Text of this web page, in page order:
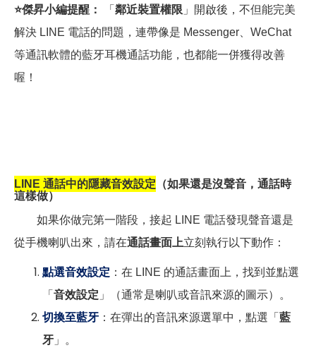
⭐傑昇小編提醒： 「 鄰近裝置權限 」開啟後，不但能完美
解決 LINE 電話的問題，連帶像是 Messenger、WeChat
等通訊軟體的藍牙耳機通話功能，也都能一併獲得改善
喔！
LINE 通話中的隱藏音效設定 （如果還是沒聲音，通話時
這樣做）
如果你做完第一階段，接起 LINE 電話發現聲音還是
從手機喇叭出來，請在通話畫面上立刻執行以下動作：
點選音效設定 ：在 LINE 的通話畫面上，找到並點選
「 音效設定 」（通常是喇叭或音訊來源的圖示）。
切換至藍牙 ：在彈出的音訊來源選單中，點選「 藍
牙 」。